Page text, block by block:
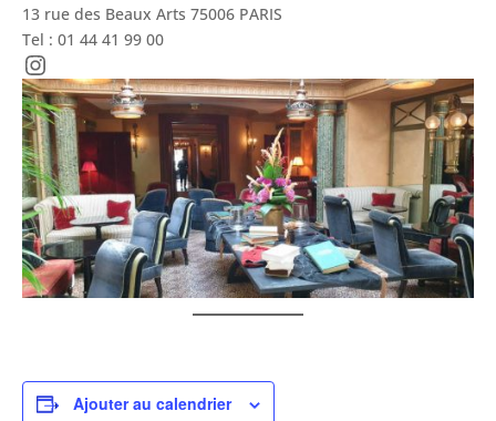
13 rue des Beaux Arts 75006 PARIS
Tel : 01 44 41 99 00
Instagram
Ajouter au calendrier